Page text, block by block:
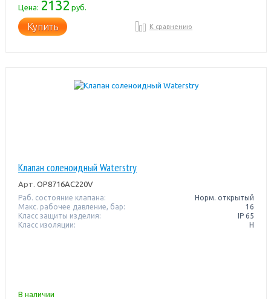
Цена: 2132 руб.
Купить К сравнению
Клапан соленоидный Waterstry
Арт. OP8716AC220V
Раб. состояние клапана:
Норм. открытый
Макс. рабочее давление, бар:
16
Класс защиты изделия:
IP 65
Класс изоляции:
H
В наличии